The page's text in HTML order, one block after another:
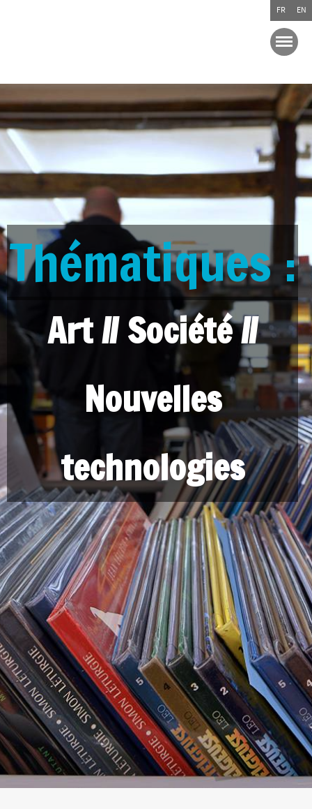
Thématiques :
Art // Société //
Nouvelles
technologies
FR EN